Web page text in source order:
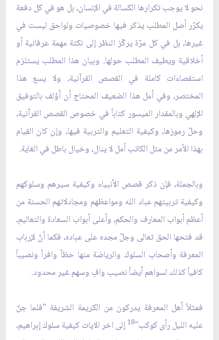
نحو لا يوجب تكرارها الكسالة في الإنسان، بل هو في كل دفعة
يكرّر أصل المطلب يذكر فيها خصوصيات ولواحق ليست في
غيرها، بل في كل مرّة يركّز النظر إلى نكتة مهمة عرفانية أو
أخلاقية ويطيف المطلب حولها. وبيان هذا المطلب يستلزم
استقصاءات كاملة في القصص القرآنية، ولا يسع هذا
المختصر، وفي أمل هذا الضعيف المحتاج أن أؤلف بالتوفيق
الإلهي وبالمقدار الميسور كتاباً في خصوص القصص القرآنية،
وحلّ رموزها، وكيفية التعليم والتربية فيها، وإن كان القيام
بهذا الأمر من مثل الكاتب أمل لا ينال، وخيال باطل في الغاية.
وبالجملة، فإن ذكر قصص الأنبياء وكيفية سيرهم وسلوكهم
وكيفية تربيتهم عباد الله ومواعظهم ومجادلاتهم الحسنة من
أعظم أبواب المعارف والحكم، وأعلى أبواب السعادة والتعاليم،
قد فتحها الحق تعالى وجلّ مجده على عباده، فكما أنّ لإرباب
المعرفة وأصحاب السلوك والرياضة منها حظاً وافراً ونصيباً
كافياً كذلك لسواهم أيضاً نصيب وافٍ وسهم غير محدود.
فمثلاً أهل المعرفة يدركون من الكريمة الشريفة "فلما جنّ
عليه الليل رأى كوكب"18 إلى اخر الايات كيفية سلوك إبراهيم،